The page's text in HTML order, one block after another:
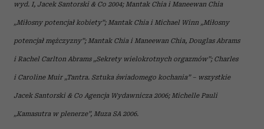
wyd. I, Jacek Santorski & Co 2004; Mantak Chia i Maneewan Chia
„Miłosny potencjał kobiety”; Mantak Chia i Michael Winn „Miłosny
potencjał mężczyzny”; Mantak Chia i Maneewan Chia, Douglas Abrams
i Rachel Carlton Abrams „Sekrety wielokrotnych orgazmów”; Charles
i Caroline Muir „Tantra. Sztuka świadomego kochania” – wszystkie
Jacek Santorski & Co Agencja Wydawnicza 2006; Michelle Pauli
„Kamasutra w plenerze”, Muza SA 2006.